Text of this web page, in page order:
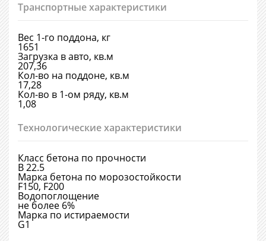
Транспортные характеристики
Вес 1-го поддона, кг
1651
Загрузка в авто, кв.м
207,36
Кол-во на поддоне, кв.м
17,28
Кол-во в 1-ом ряду, кв.м
1,08
Технологические характеристики
Класс бетона по прочности
B 22.5
Марка бетона по морозостойкости
F150, F200
Водопоглощение
не более 6%
Марка по истираемости
G1